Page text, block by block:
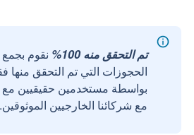
تم التحقق منه 100%
نقوم
الحجوزات التي تم التحقق منها
مع شركائنا الخارجيين الموثوقين.